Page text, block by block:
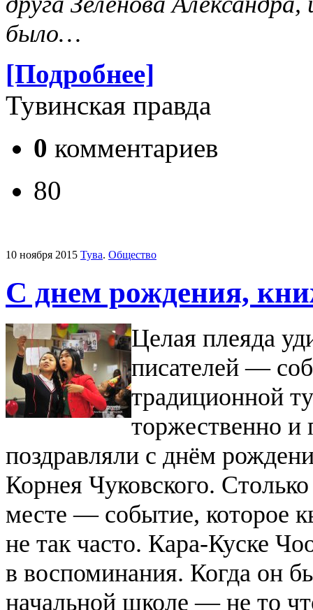
было…
[Подробнее]
Тувинская правда
0 комментариев
80
10 ноября 2015 Тува. Общество
С днем рождения,
Целая плеяда
писателей —
традиционной
торжественно и
поздравляли с днём
Корнея Чуковского.
месте — событие, которое
не так часто. Кара-Куске
в воспоминания. Когда он
начальной школе — не то